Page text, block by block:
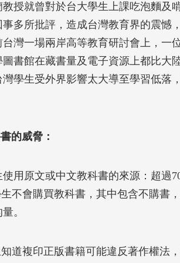
教授就曾對於台大學生上課吃泡麵及
多所批評，造成台灣教育界的震憾
灣一場兩岸高等教育研討會上，一
書館在藏書量及電子資源上都比大
灣學生受外界影響太大導至學習低落
的威脅：
用原文或中文教科書的來源：超過
不會購買教科書，其中包含不購書
。
道複印正版書籍可能違反著作權法